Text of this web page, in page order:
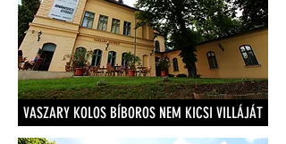
VASZARY KOLOS BÍBOROS NEM KICSI VILLÁJÁT